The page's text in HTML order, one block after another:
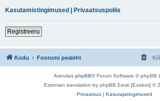
Kasutamistingimused | Privaatsuspoliis
Registreeru
Kodu Foorumi pealeht
Arendas phpBB® Forum Software © phpBB
Estonian translation by phpBB Eesti [Exabot] ©
Privaatsus | Kasutajatingimused